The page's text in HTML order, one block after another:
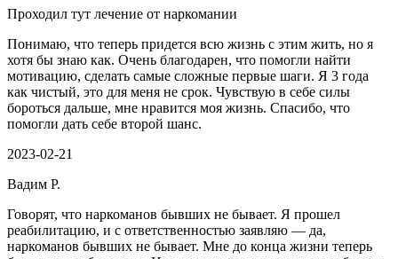
Проходил тут лечение от наркомании
Понимаю, что теперь придется всю жизнь с этим жить, но я
хотя бы знаю как. Очень благодарен, что помогли найти
мотивацию, сделать самые сложные первые шаги. Я 3 года
как чистый, это для меня не срок. Чувствую в себе силы
бороться дальше, мне нравится моя жизнь. Спасибо, что
помогли дать себе второй шанс.
2023-02-21
Вадим Р.
Говорят, что наркоманов бывших не бывает. Я прошел
реабилитацию, и с ответственностью заявляю — да,
наркоманов бывших не бывает. Мне до конца жизни теперь